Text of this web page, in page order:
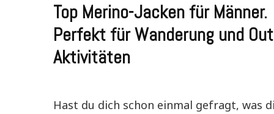
Top Merino-Jacken für Männer.
Perfekt für Wanderung und
Aktivitäten
Hast du dich schon einmal gefragt, was